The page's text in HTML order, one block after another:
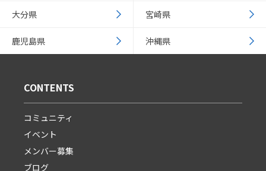
大分県 宮崎県
鹿児島県 沖縄県
CONTENTS
コミュニティ
イベント
メンバー募集
ブログ